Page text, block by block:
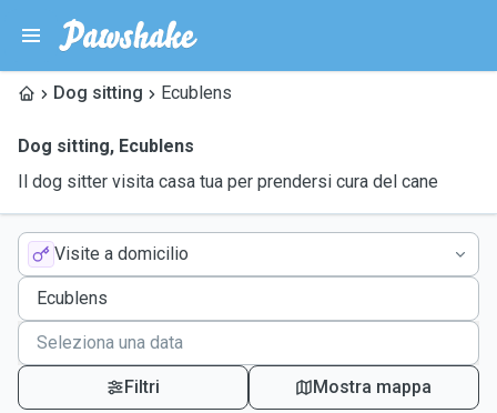
Dog sitting Ecublens
Dog sitting, Ecublens
Il dog sitter visita casa tua per prendersi cura del cane
Visite a domicilio
Filtri Mostra mappa